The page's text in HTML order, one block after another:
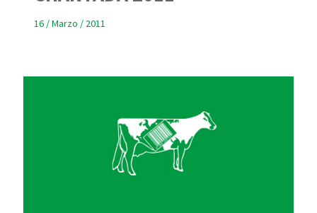
16 / Marzo / 2011